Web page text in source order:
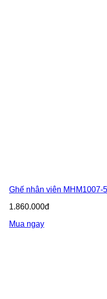
Ghế nhân viên MHM1007-5
1.860.000đ
Mua ngay